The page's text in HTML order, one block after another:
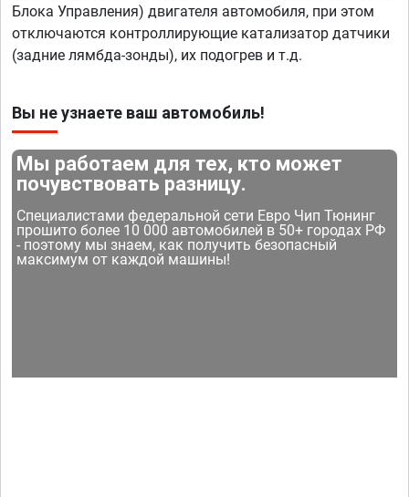
Блока Управления) двигателя автомобиля, при этом
отключаются контроллирующие катализатор датчики
(задние лямбда-зонды), их подогрев и т.д.
Вы не узнаете ваш автомобиль!
Мы работаем для тех, кто может
почувствовать разницу.
Специалистами федеральной сети Евро Чип Тюнинг
прошито более 10 000 автомобилей в 50+ городах РФ
- поэтому мы знаем, как получить безопасный
максимум от каждой машины!